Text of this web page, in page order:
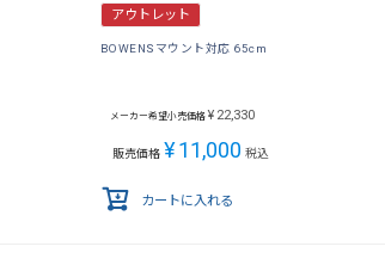
アウトレット
BOWENSマウント対応 65cm
メーカー希望小売価格 ¥ 22,330
販売価格 ¥11,000 税込
カートに入れる